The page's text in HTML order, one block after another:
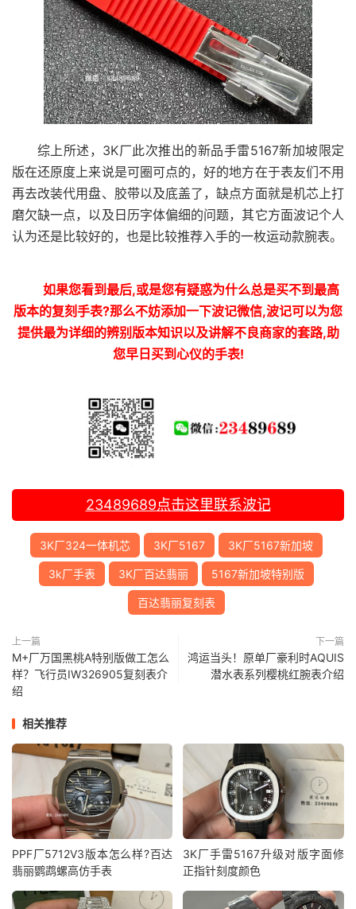
综上所述，3K厂此次推出的新品手雷5167新加坡限定
版在还原度上来说是可圈可点的，好的地方在于表友们不用
再去改装代用盘、胶带以及底盖了，缺点方面就是机芯上打
磨欠缺一点，以及日历字体偏细的问题，其它方面波记个人
认为还是比较好的，也是比较推荐入手的一枚运动款腕表。
如果您看到最后,或是您有疑惑为什么总是买不到最高
版本的复刻手表?那么不妨添加一下波记微信,波记可以为您
提供最为详细的辨别版本知识以及讲解不良商家的套路,助
您早日买到心仪的手表!
23489689点击这里联系波记
3K厂324一体机芯 3K厂5167 3K厂5167新加坡
3k厂手表 3K厂百达翡丽 5167新加坡特别版
百达翡丽复刻表
上一篇
M+厂万国黑桃A特别版做工怎么
样？飞行员IW326905复刻表介
绍
下一篇
鸿运当头！原单厂豪利时AQUIS
潜水表系列樱桃红腕表介绍
相关推荐
PPF厂5712V3版本怎么样?百达
翡丽鹦鹉螺高仿手表
3K厂手雷5167升级对版字面修
正指针刻度颜色